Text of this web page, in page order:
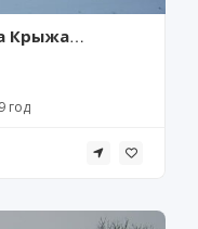
Крыжа
год